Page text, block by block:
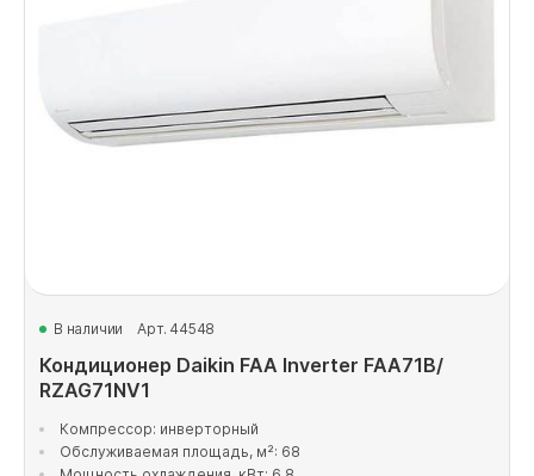
В наличии Арт. 44548
Кондиционер Daikin FAA Inverter FAA71B/
RZAG71NV1
Компрессор: инверторный
Обслуживаемая площадь, м²: 68